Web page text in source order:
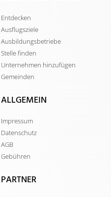
Entdecken
Ausflugsziele
Ausbildungsbetriebe
Stelle finden
Unternehmen hinzufügen
Gemeinden
ALLGEMEIN
Impressum
Datenschutz
AGB
Gebühren
PARTNER